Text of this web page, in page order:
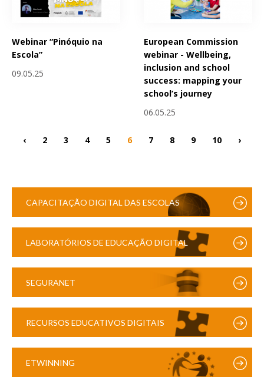
Webinar “Pinóquio na
Escola”
09.05.25
European Commission
webinar - Wellbeing,
inclusion and school
success: mapping your
school’s journey
06.05.25
‹ 2 3 4 5 6 7 8 9 10 ›
CAPACITAÇÃO DIGITAL DAS ESCOLAS
LABORATÓRIOS DE EDUCAÇÃO DIGITAL
SEGURANET
RECURSOS EDUCATIVOS DIGITAIS
ETWINNING